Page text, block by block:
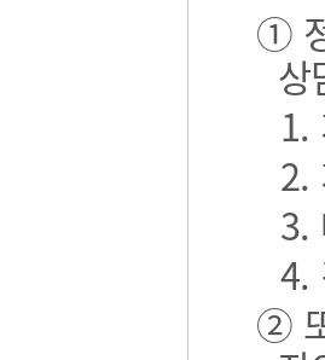
①
상
1.
2.
3.
4.
②